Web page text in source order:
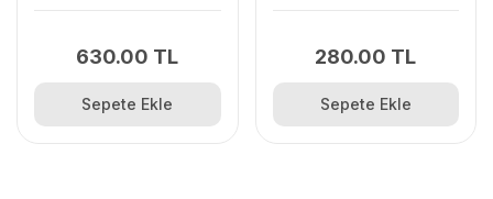
630.00 TL
Sepete Ekle
280.00 TL
Sepete Ekle